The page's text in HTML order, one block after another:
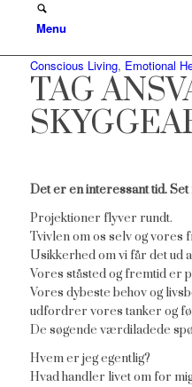
Menu
Conscious Living, Emotional
TAG
Det er en interessant tid.
Projektioner flyver rundt.
Tvivlen om os selv og
Usikkerhed om vi får det ud
Vores ståsted og fremtid er
Vores dybeste behov og
udfordrer vores tanker og
De søgende værdiladede
Hvem er jeg egentlig?
Hvad handler livet om for